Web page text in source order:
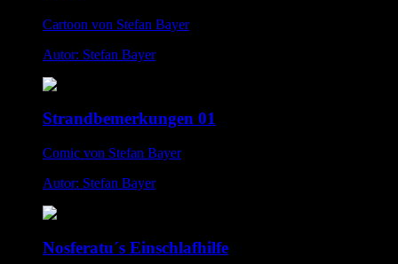
Cartoon von Stefan Bayer
Autor: Stefan Bayer
Strandbemerkungen 01
Comic von Stefan Bayer
Autor: Stefan Bayer
Nosferatu´s Einschlafhilfe